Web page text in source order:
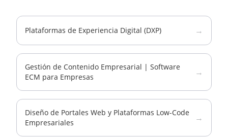
Plataformas de Experiencia Digital (DXP) →
Gestión de Contenido Empresarial | Software
ECM para Empresas
→
Diseño de Portales Web y Plataformas Low-Code
Empresariales
→